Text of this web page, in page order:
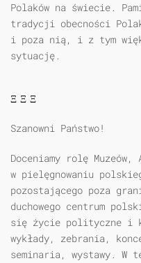
Polaków na świecie.
tradycji obecności
i poza nią, i z tym
sytuację.
Ξ Ξ Ξ
Szanowni Państwo!
Doceniamy rolę
w pielęgnowaniu
pozostającego poza
duchowego centrum
się życie polityczne i
wykłady, zebrania,
seminaria, wystawy. W